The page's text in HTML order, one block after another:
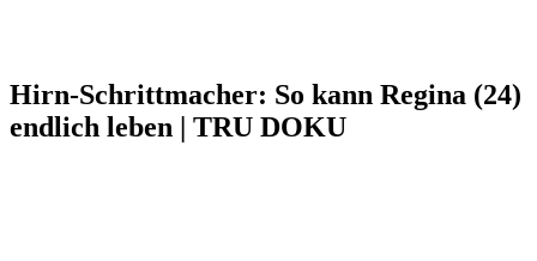
Hirn-Schrittmacher: So kann Regina (24)
endlich leben | TRU DOKU